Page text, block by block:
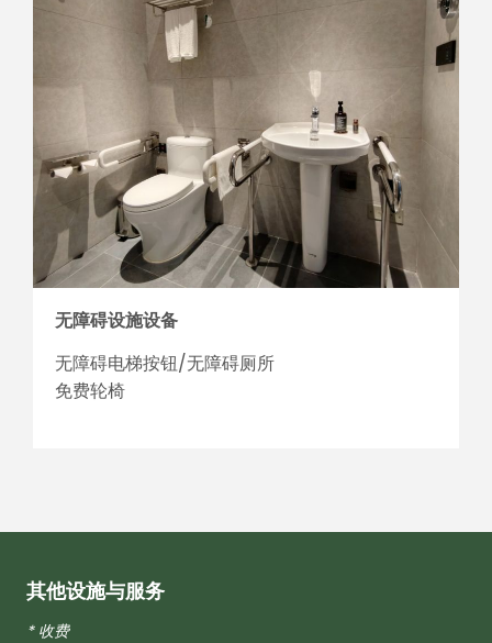
无障碍设施设备
无障碍电梯按钮/无障碍厕所
免费轮椅
其他设施与服务
* 收费